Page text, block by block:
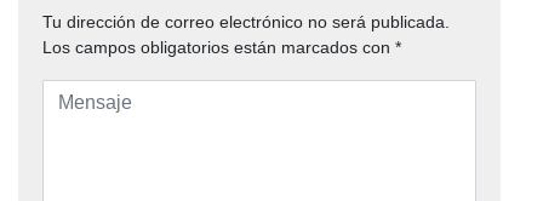
Tu dirección de correo electrónico no será publicada.
Los campos obligatorios están marcados con *